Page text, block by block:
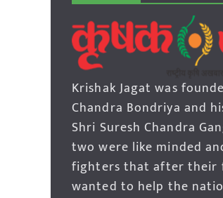
Krishak Jagat was
Chandra Bondriya and
Shri Suresh Chandra
two were like minded
fighters that after their
wanted to help the